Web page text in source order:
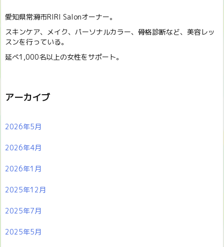
愛知県常滑市RIRI Salonオーナー。
スキンケア、メイク、パーソナルカラー、骨格診断など、美容レッ
スンを行っている。
延べ1,000名以上の女性をサポート。
アーカイブ
2026年5月
2026年4月
2026年1月
2025年12月
2025年7月
2025年5月